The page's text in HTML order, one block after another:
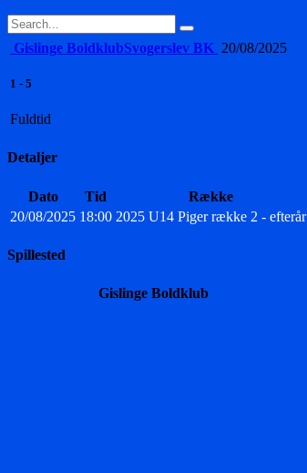
Gislinge BoldklubSvogerslev BK 20/08/2025
1 - 5
Fuldtid
Detaljer
Dato Tid Række
20/08/2025 18:00 2025 U14 Piger række 2 - efterår
Spillested
Gislinge Boldklub